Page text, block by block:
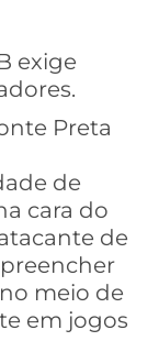
exige
Preta
de
cara do
de
preencher
meio de
em jogos